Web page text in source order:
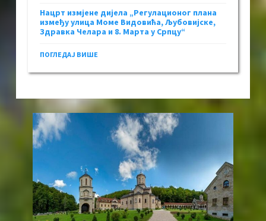
Нацрт измјене дијела „Регулационог плана
између улица Моме Видовића, Љубовијске,
Здравка Челара и 8. Марта у Српцу“
ПОГЛЕДАЈ ВИШЕ